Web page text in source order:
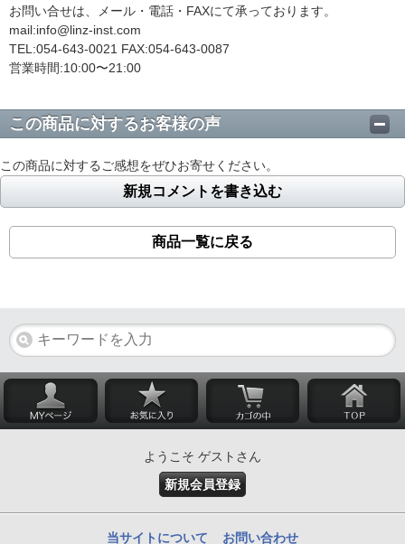
お問い合せは、メール・電話・FAXにて承っております。
mail:info@linz-inst.com
TEL:054-643-0021 FAX:054-643-0087
営業時間:10:00〜21:00
この商品に対するお客様の声
この商品に対するご感想をぜひお寄せください。
新規コメントを書き込む
商品一覧に戻る
ようこそ ゲストさん
新規会員登録
当サイトについて お問い合わせ